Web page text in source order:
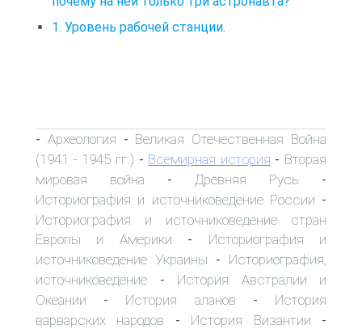
1. Уровень рабочей станции.
- Археология - Великая Отечественная Война
(1941 - 1945 гг.) - Всемирная история - Вторая
мировая война - Древняя Русь -
Историография и источниковедение России -
Историография и источниковедение стран
Европы и Америки - Историография и
источниковедение Украины - Историография,
источниковедение - История Австралии и
Океании - История аланов - История
варварских народов - История Византии -